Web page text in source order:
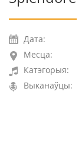
Дата:
Месца:
Катэгорыя:
Выканаўцы: